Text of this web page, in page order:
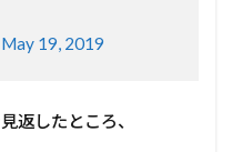
May 19, 2019
返したところ、